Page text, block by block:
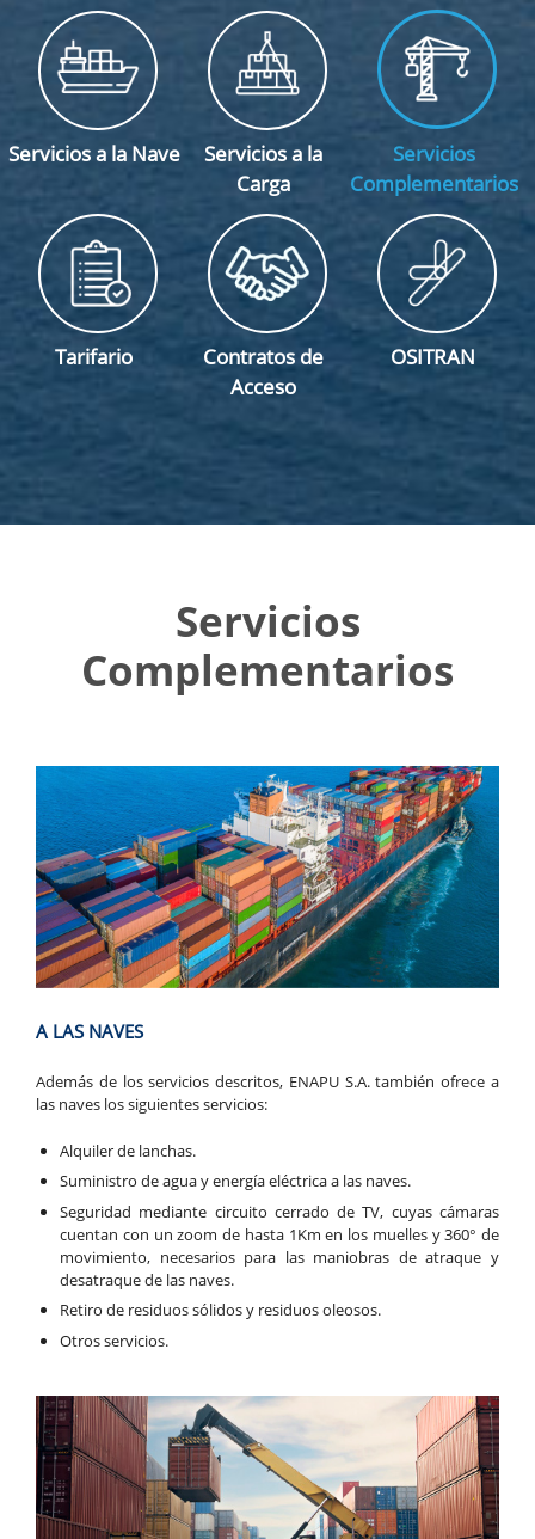
Servicios
Complementarios
A LAS NAVES
Además de los servicios descritos, ENAPU S.A. también ofrece a
las naves los siguientes servicios:
Alquiler de lanchas.
Suministro de agua y energía eléctrica a las naves.
Seguridad mediante circuito cerrado de TV, cuyas cámaras
cuentan con un zoom de hasta 1Km en los muelles y 360° de
movimiento, necesarios para las maniobras de atraque y
desatraque de las naves.
Retiro de residuos sólidos y residuos oleosos.
Otros servicios.